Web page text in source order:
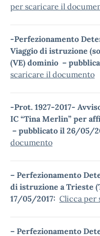
per scaricare il
-Perfezionamento
Viaggio di istruzione
(VE) dominio –
scaricare il documento
-Prot. 1927-2017-
IC “Tina Merlin” per
– pubblicato il 26/05/
documento
– Perfezionamento
di istruzione a Trieste
17/05/2017: Clicca per
– Perfezionamento